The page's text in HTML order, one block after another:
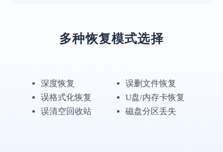
多种恢复模式选择
深度恢复
误删文件恢复
误格式化恢复
U盘/内存卡恢复
误清空回收站
磁盘分区丢失
细。
万友斤万